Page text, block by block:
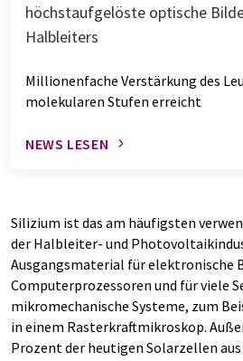
höchstaufgelöste optische
Halbleiters
Millionenfache Verstärkung des
molekularen Stufen erreicht
NEWS LESEN
Silizium ist das am häufigsten
der Halbleiter- und
Ausgangsmaterial für elektronische
Computerprozessoren und für viele
mikromechanische Systeme, zum
in einem Rasterkraftmikroskop.
Prozent der heutigen Solarzellen